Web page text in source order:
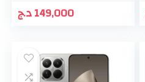
149,000د.ج